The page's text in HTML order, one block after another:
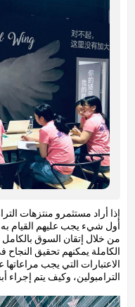
إذا أراد مستثمرو منتزهات
أول شيء يجب عليهم القيام
من خلال إتقان السوق
الكاملة يمكنهم تحقيق النجاح
الاعتبارات التي يجب
الترامبولين، وكيف يتم إجراء